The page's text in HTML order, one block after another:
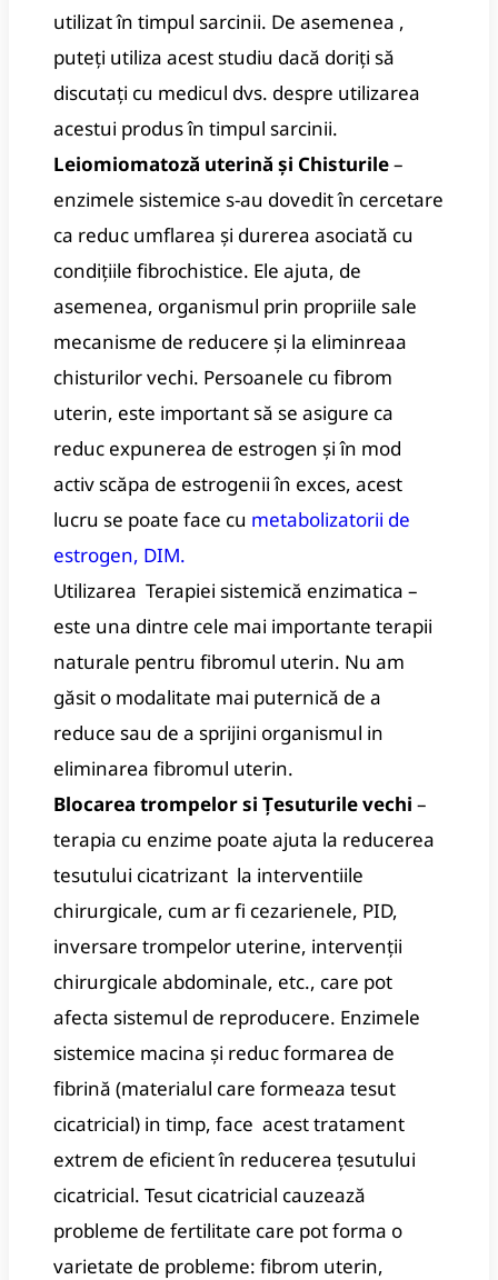
utilizat în timpul sarcinii. De asemenea ,
puteți utiliza acest studiu dacă doriți să
discutați cu medicul dvs. despre utilizarea
acestui produs în timpul sarcinii.
Leiomiomatoză uterină și Chisturile–
enzimele sistemice s-au dovedit în cercetare
ca reduc umflarea și durerea asociată cu
condițiile fibrochistice. Ele ajuta, de
asemenea, organismul prin propriile sale
mecanisme de reducere și la eliminreaa
chisturilor vechi. Persoanele cu fibrom
uterin, este important să se asigure ca
reduc expunerea de estrogen și în mod
activ scăpa de estrogenii în exces, acest
lucru se poate face cu metabolizatorii de
estrogen, DIM.
Utilizarea Terapiei sistemică enzimatica –
este una dintre cele mai importante terapii
naturale pentru fibromul uterin. Nu am
găsit o modalitate mai puternică de a
reduce sau de a sprijini organismul in
eliminarea fibromul uterin.
Blocarea trompelor si Țesuturile vechi –
terapia cu enzime poate ajuta la reducerea
tesutului cicatrizant la interventiile
chirurgicale, cum ar fi cezarienele, PID,
inversare trompelor uterine, intervenții
chirurgicale abdominale, etc., care pot
afecta sistemul de reproducere. Enzimele
sistemice macina și reduc formarea de
fibrină (materialul care formeaza tesut
cicatricial) in timp, face acest tratament
extrem de eficient în reducerea țesutului
cicatricial. Tesut cicatricial cauzează
probleme de fertilitate care pot forma o
varietate de probleme: fibrom uterin,